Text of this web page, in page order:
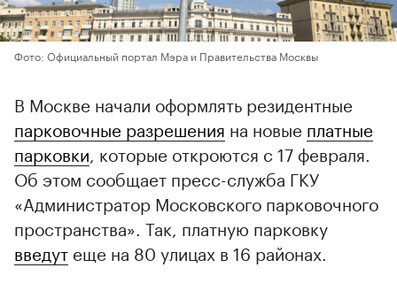
Фото: Официальный портал Мэра и Правительства Москвы
В Москве начали оформлять резидентные
парковочные разрешения на новые платные
парковки , которые откроются с 17 февраля.
Об этом сообщает пресс-служба ГКУ
«Администратор Московского парковочного
пространства». Так, платную парковку
введут еще на 80 улицах в 16 районах.